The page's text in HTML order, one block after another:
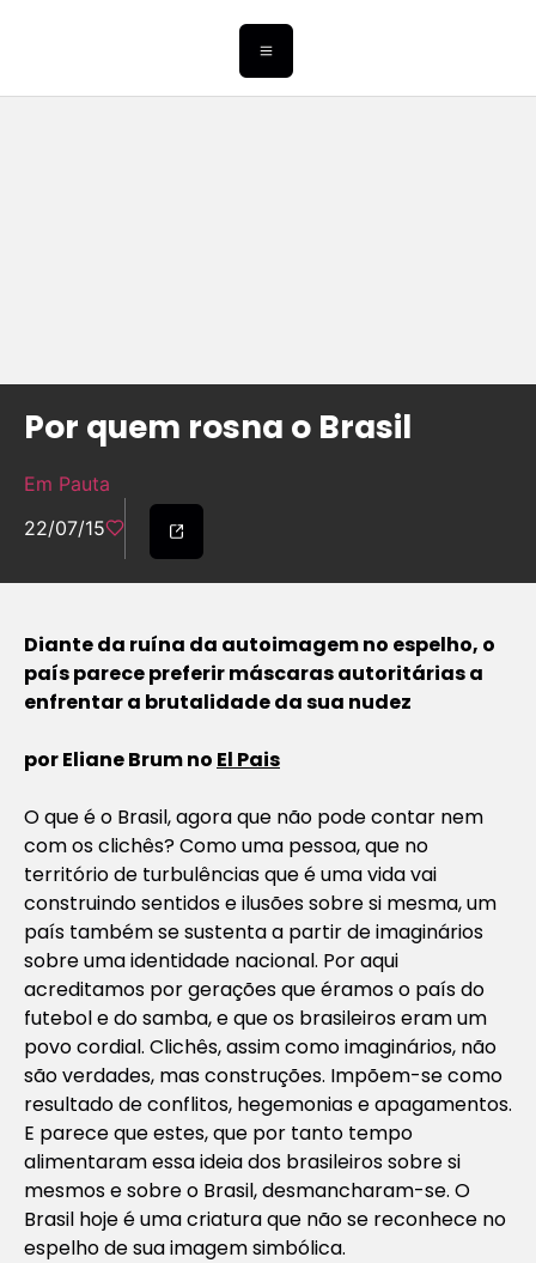
Por quem rosna o Brasil
Em Pauta
22/07/15
Diante da ruína da autoimagem no espelho, o
país parece preferir máscaras autoritárias a
enfrentar a brutalidade da sua nudez
por Eliane Brum no El Pais
O que é o Brasil, agora que não pode contar nem
com os clichês? Como uma pessoa, que no
território de turbulências que é uma vida vai
construindo sentidos e ilusões sobre si mesma, um
país também se sustenta a partir de imaginários
sobre uma identidade nacional. Por aqui
acreditamos por gerações que éramos o país do
futebol e do samba, e que os brasileiros eram um
povo cordial. Clichês, assim como imaginários, não
são verdades, mas construções. Impõem-se como
resultado de conflitos, hegemonias e apagamentos.
E parece que estes, que por tanto tempo
alimentaram essa ideia dos brasileiros sobre si
mesmos e sobre o Brasil, desmancharam-se. O
Brasil hoje é uma criatura que não se reconhece no
espelho de sua imagem simbólica.